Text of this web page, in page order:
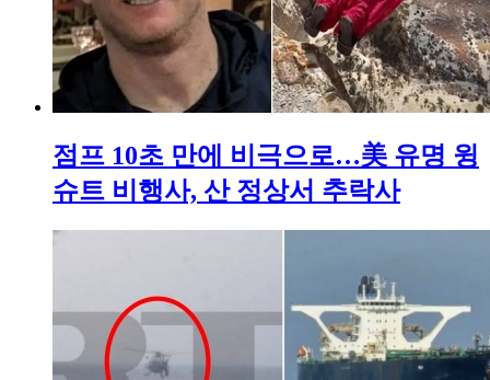
점프 10초 만에 비극으로…美 유명 윙
슈트 비행사, 산 정상서 추락사